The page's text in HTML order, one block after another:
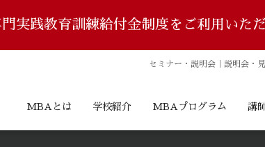
門実践教育訓練給付金制度をご利用いた
セミナー・説明会｜ 説明会・
MBAとは 学校紹介 MBAプログラム 講